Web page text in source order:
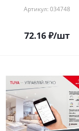
Артикул: 034748
72.16₽/шт